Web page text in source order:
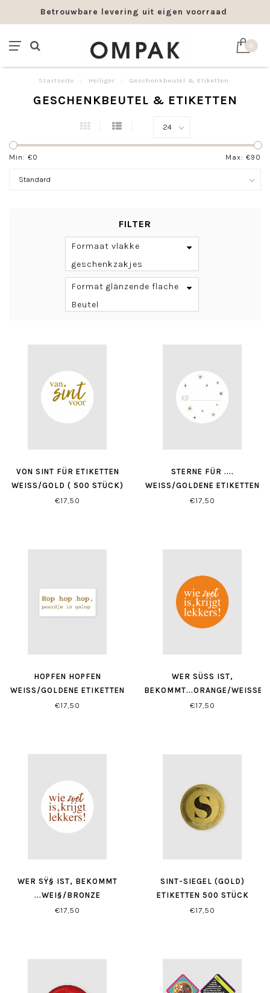
Betrouwbare levering uit eigen voorraad
0
Startseite Heiliger Geschenkbeutel & Etiketten
GESCHENKBEUTEL & ETIKETTEN
Min: €0 Max: €90
FILTER
Formaat vlakke
geschenkzakjes
Format glänzende flache
Beutel
VON SINT FÜR ETIKETTEN
WEISS/GOLD ( 500 STÜCK)
€17,50
STERNE FÜR ....
WEISS/GOLDENE ETIKETTEN (
500 STÜCK)
€17,50
HOPFEN HOPFEN
WEISS/GOLDENE ETIKETTEN (
500 STÜCK)
€17,50
WER SÜSS IST, B
EKOMMT...ORANGE/WEISSE ET
IKETTEN ( 500 STÜCK)
€17,50
WER SŸ§ IST, BEKOMMT
...WEI§/BRONZE
€17,50
SINT-SIEGEL (GOLD)
ETIKETTEN 500 STÜCK
€17,50